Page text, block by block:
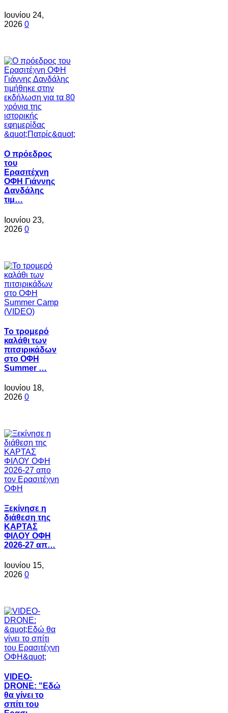
Ιουνίου 24,
2026 0
Ο πρόεδρος
του
Ερασιτέχνη
ΟΦΗ Γιάννης
Δανδάλης
τιμ…
Ιουνίου 23,
2026 0
Το τρομερό
καλάθι των
πιτσιρικάδων
στο ΟΦΗ
Summer …
Ιουνίου 18,
2026 0
Ξεκίνησε η
διάθεση της
ΚΑΡΤΑΣ
ΦΙΛΟΥ ΟΦΗ
2026-27 απ…
Ιουνίου 15,
2026 0
VIDEO-
DRONE: "Εδώ
θα γίνει το
σπίτι του